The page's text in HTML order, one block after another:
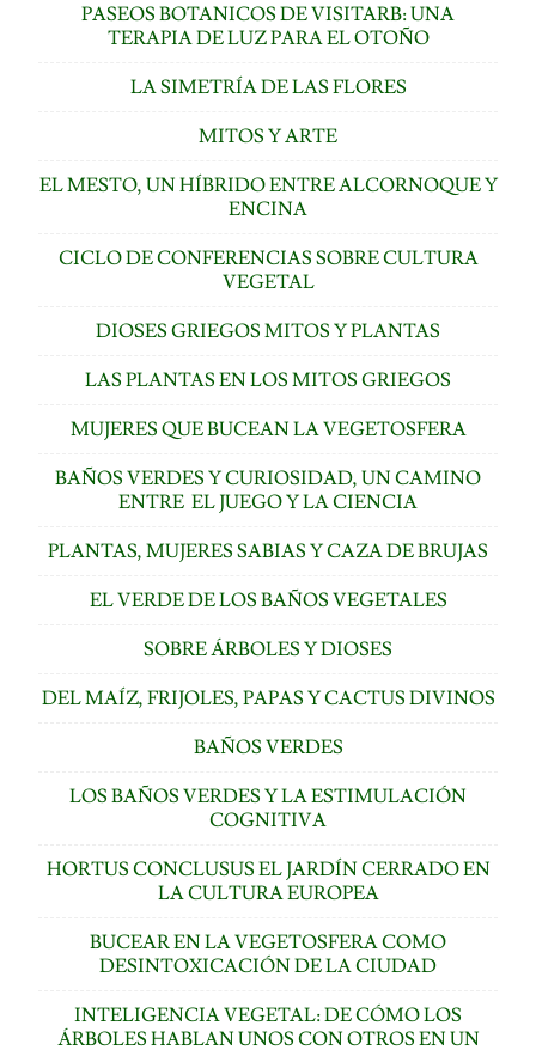
PASEOS BOTANICOS DE VISITARB: UNA
TERAPIA DE LUZ PARA EL OTOÑO
LA SIMETRÍA DE LAS FLORES
MITOS Y ARTE
EL MESTO, UN HÍBRIDO ENTRE ALCORNOQUE Y
ENCINA
CICLO DE CONFERENCIAS SOBRE CULTURA
VEGETAL
DIOSES GRIEGOS MITOS Y PLANTAS
LAS PLANTAS EN LOS MITOS GRIEGOS
MUJERES QUE BUCEAN LA VEGETOSFERA
BAÑOS VERDES Y CURIOSIDAD, UN CAMINO
ENTRE EL JUEGO Y LA CIENCIA
PLANTAS, MUJERES SABIAS Y CAZA DE BRUJAS
EL VERDE DE LOS BAÑOS VEGETALES
SOBRE ÁRBOLES Y DIOSES
DEL MAÍZ, FRIJOLES, PAPAS Y CACTUS DIVINOS
BAÑOS VERDES
LOS BAÑOS VERDES Y LA ESTIMULACIÓN
COGNITIVA
HORTUS CONCLUSUS EL JARDÍN CERRADO EN
LA CULTURA EUROPEA
BUCEAR EN LA VEGETOSFERA COMO
DESINTOXICACIÓN DE LA CIUDAD
INTELIGENCIA VEGETAL: DE CÓMO LOS
ÁRBOLES HABLAN UNOS CON OTROS EN UN